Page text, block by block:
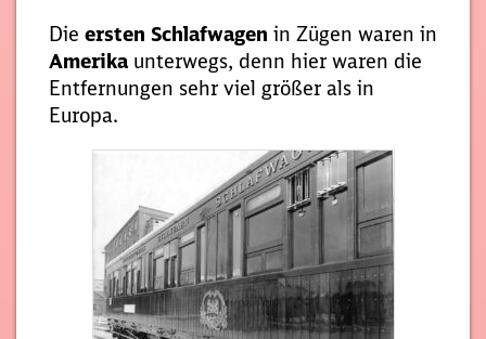
Die ersten Schlafwagen in Zügen waren in
Amerika unterwegs, denn hier waren die
Entfernungen sehr viel größer als in
Europa.